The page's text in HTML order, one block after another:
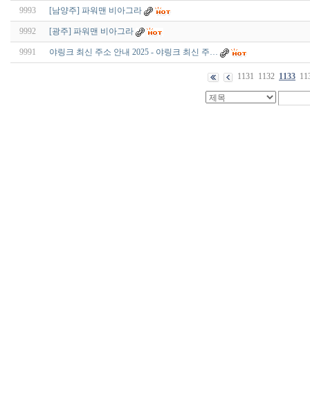
9993 [남양주] 파워맨 비아그라
9992 [광주] 파워맨 비아그라
9991 야링크 최신 주소 안내 2025 - 야링크 최신 주…
1131 1132 1133